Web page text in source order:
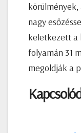
nagy
keletkezett a
folyamán 31
megoldják a